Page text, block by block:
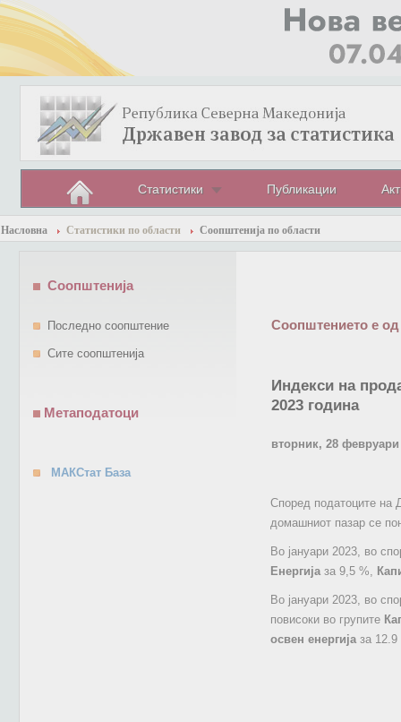
Статистики Публикации
Насловна Статистики по области Соопштенија по области
Соопштението е од
Индекси на
2023 година
вторник, 28 февруари
Според податоците на
домашниот пазар се
Во јануари 2023, во
Енергијаза 9,5 %,
Во јануари 2023, во
повисоки во групите
освен енергијаза
Соопштенија
Последно соопштение
Сите соопштенија
Метаподатоци
МАКСтат База